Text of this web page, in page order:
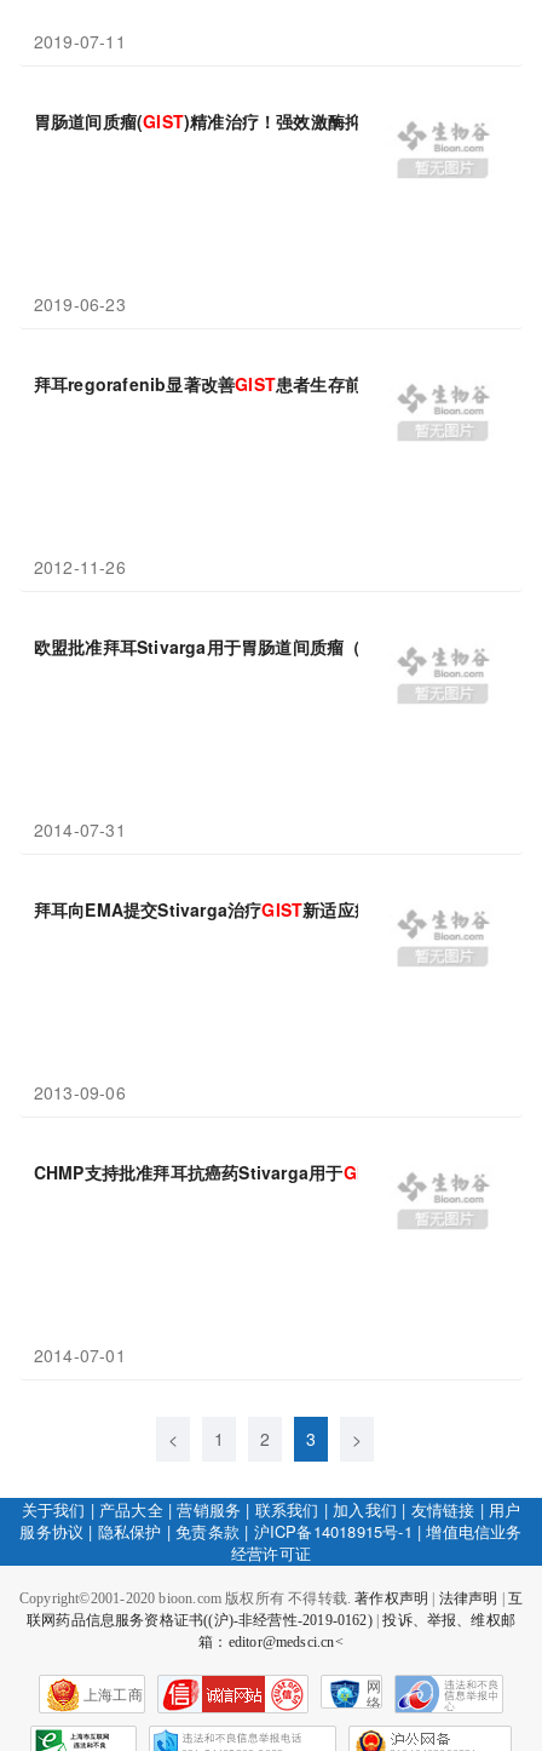
2019-07-11
胃肠道间质瘤(GIST)精准治疗！强效激酶抑制剂avapritinib申请
2019-06-23
拜耳regorafenib显著改善GIST患者生存前景
2012-11-26
欧盟批准拜耳Stivarga用于胃肠道间质瘤（ ）新适应症
2014-07-31
拜耳向EMA提交Stivarga治疗GIST新适应症申请
2013-09-06
CHMP支持批准拜耳抗癌药Stivarga用于GIST 的治疗
2014-07-01
< 1 2 3 >
关于我们 | 产品大全|营销服务 | 联系我们 | 加入我们 | 友情链接 | 用户
服务协议 | 隐私保护 |免责条款 | 沪ICP备14018915号-1 |增值电信业务
经营许可证
Copyright©2001-2020 bioon.com 版权所有 不得转载.著作权声明 法律声明
互
联网药品信息服务资格证书((沪)-非经营性-2019-0162)|投诉、举报、维权邮
箱：editor@medsci.cn<
上海工商
网
络
会